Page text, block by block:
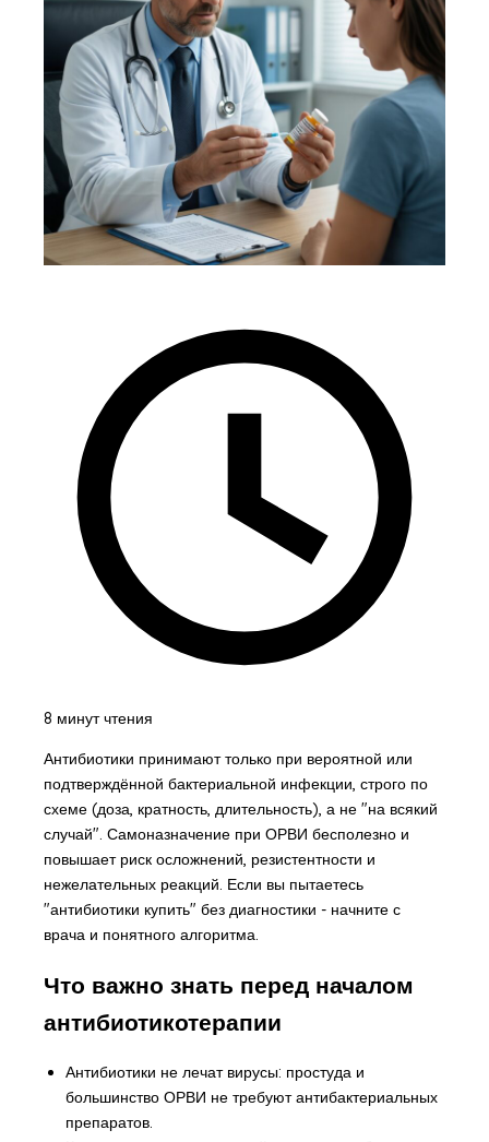
8 минут чтения
Антибиотики принимают только при вероятной или
подтверждённой бактериальной инфекции, строго по
схеме (доза, кратность, длительность), а не "на всякий
случай". Самоназначение при ОРВИ бесполезно и
повышает риск осложнений, резистентности и
нежелательных реакций. Если вы пытаетесь
"антибиотики купить" без диагностики - начните с
врача и понятного алгоритма.
Что важно знать перед началом
антибиотикотерапии
Антибиотики не лечат вирусы: простуда и
большинство ОРВИ не требуют антибактериальных
препаратов.